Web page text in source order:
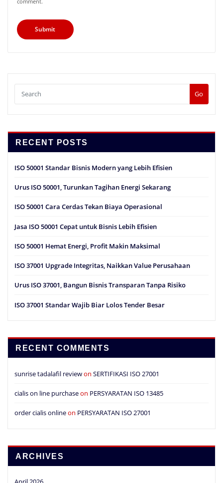
Go
RECENT POSTS
ISO 50001 Standar Bisnis Modern yang Lebih Efisien
Urus ISO 50001, Turunkan Tagihan Energi Sekarang
ISO 50001 Cara Cerdas Tekan Biaya Operasional
Jasa ISO 50001 Cepat untuk Bisnis Lebih Efisien
ISO 50001 Hemat Energi, Profit Makin Maksimal
ISO 37001 Upgrade Integritas, Naikkan Value Perusahaan
Urus ISO 37001, Bangun Bisnis Transparan Tanpa Risiko
ISO 37001 Standar Wajib Biar Lolos Tender Besar
RECENT COMMENTS
sunrise tadalafil reviewon SERTIFIKASI ISO 27001
cialis on line purchaseon PERSYARATAN ISO 13485
order cialis onlineon PERSYARATAN ISO 27001
ARCHIVES